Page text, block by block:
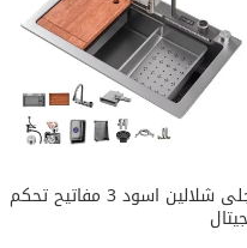
مجلى شلالين اسود 3 مفاتيح تحكم